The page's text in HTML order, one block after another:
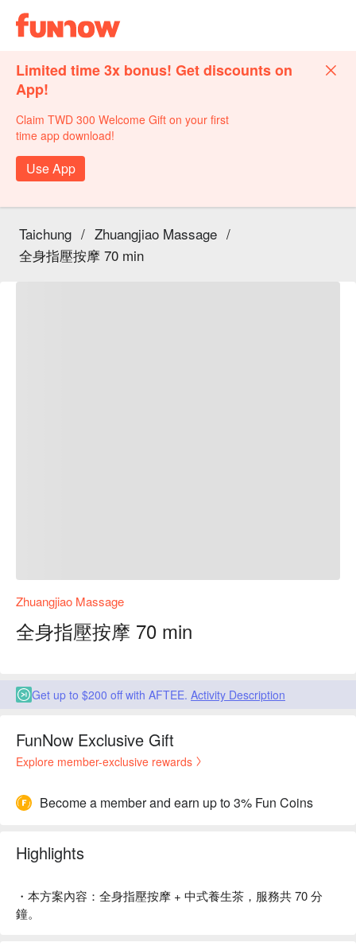
Limited time 3x bonus! Get discounts on
App!
Claim TWD 300 Welcome Gift on your first
time app download!
Use App
Taichung / Zhuangjiao Massage /
全身指壓按摩 70 min
Zhuangjiao Massage
全身指壓按摩 70 min
Get up to $200 off with AFTEE. Activity Description
FunNow Exclusive Gift
Explore member-exclusive rewards
Become a member and earn up to 3% Fun Coins
Highlights
・本方案內容：全身指壓按摩 + 中式養生茶，服務共 70 分
鐘。